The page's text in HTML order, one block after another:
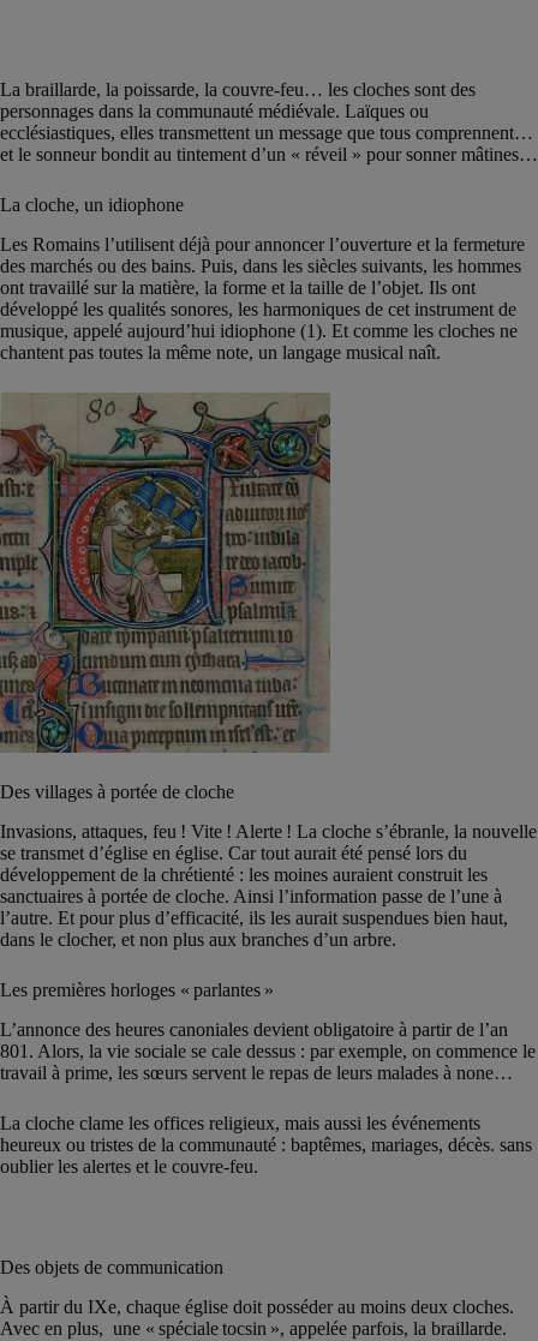
La braillarde, la poissarde, la couvre-feu… les cloches sont des
personnages dans la communauté médiévale. Laïques ou
ecclésiastiques, elles transmettent un message que tous comprennent…
et le sonneur bondit au tintement d’un « réveil » pour sonner mâtines…
La cloche, un idiophone
Les Romains l’utilisent déjà pour annoncer l’ouverture et la fermeture
des marchés ou des bains. Puis, dans les siècles suivants, les hommes
ont travaillé sur la matière, la forme et la taille de l’objet. Ils ont
développé les qualités sonores, les harmoniques de cet instrument de
musique, appelé aujourd’hui idiophone (1). Et comme les cloches ne
chantent pas toutes la même note, un langage musical naît.
Des villages à portée de cloche
Invasions, attaques, feu ! Vite ! Alerte ! La cloche s’ébranle, la nouvelle
se transmet d’église en église. Car tout aurait été pensé lors du
développement de la chrétienté : les moines auraient construit les
sanctuaires à portée de cloche. Ainsi l’information passe de l’une à
l’autre. Et pour plus d’efficacité, ils les aurait suspendues bien haut,
dans le clocher, et non plus aux branches d’un arbre.
Les premières horloges « parlantes »
L’annonce des heures canoniales devient obligatoire à partir de l’an
801. Alors, la vie sociale se cale dessus : par exemple, on commence le
travail à prime, les sœurs servent le repas de leurs malades à none…
La cloche clame les offices religieux, mais aussi les événements
heureux ou tristes de la communauté : baptêmes, mariages, décès. sans
oublier les alertes et le couvre-feu.
Des objets de communication
À partir du IXe, chaque église doit posséder au moins deux cloches.
Avec en plus, une « spéciale tocsin », appelée parfois, la braillarde.